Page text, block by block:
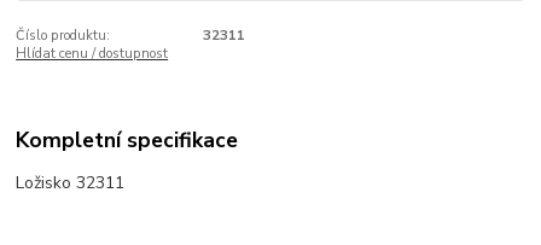
Číslo produktu:
32311
Hlídat cenu / dostupnost
Kompletní specifikace
Ložisko 32311